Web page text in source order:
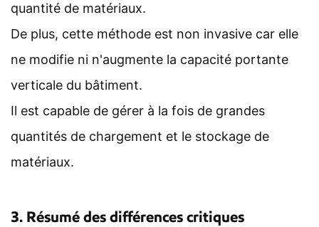
quantité de matériaux.
De plus, cette méthode est non invasive car elle
ne modifie ni n'augmente la capacité portante
verticale du bâtiment.
Il est capable de gérer à la fois de grandes
quantités de chargement et le stockage de
matériaux.
3. Résumé des différences critiques